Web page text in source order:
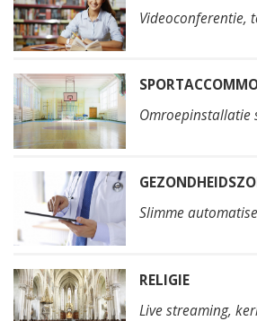
Videoconferentie,
Omroepinstallatie
Slimme
RELIGIE
Live streaming,